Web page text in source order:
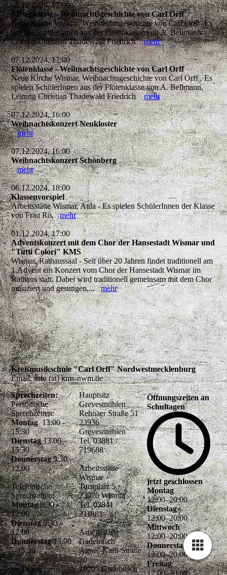
08.12.2024, 17:00
Flötenklasse - Weihnachtsgeschichte von Carl Orff
Neue Kirche Wismar, Weihnachtsgeschichte von Carl Orff . Es
spielen SchülerInnen aus der Flötenklasse von A. Bellmann,
Leitung Christian Thadewald Friedrichmehr
07.12.2024, 17:00
Flötenklasse - Weihnachtsgeschichte von Carl Orff
Neue Kirche Wismar, Weihnachtsgeschichte von Carl Orff . Es
spielen SchülerInnen aus der Flötenklasse von A. Bellmann,
Leitung Christian Thadewald Friedrichmehr
07.12.2024, 16:00
Weihnachtskonzert Neukloster
mehr
07.12.2024, 16:00
Weihnachtskonzert Schönberg
mehr
06.12.2024, 18:00
Klassenvorspiel
Arbeitsstätte Wismar, Aula - Es spielen SchülerInnen der Klasse
von Frau Ro,mehr
01.12.2024, 17:00
Adventskonzert mit dem Chor der Hansestadt Wismar und
"Tutti Colori" KMS
Wismar, Rathaussaal - Seit über 20 Jahren findet traditionell am
1.Advent ein Konzert vom Chor der Hansestadt Wismar im
Rathaus statt. Dabei wird traditionell gemeinsam mit dem Chor
musiziert und gesungen,...mehr
Kreismusikschule "Carl Orff" Nordwestmecklenburg
Email: info (at) kms-nwm.de
Sprechzeiten:
Persönliche
Sprechzeiten:
Montag13:00 -
15:30
Dienstag13:00 –
15:30
Donnerstag9:30 –
12.00
Telefonische
Sprechzeiten:
Montag9:30 –
12:00
Dienstag9:30 –
12:00
Donnerstag13:00
– 15:30
und nach
Hauptsitz
Grevesmühlen
Rehnaer Straße 51
23936
Grevesmühlen
Tel. 03881 /
719688
Arbeitsstätte
Wismar
Turnplatz 5
23970 Wismar
Tel. 03841 /
211881
Arbeitsstätte
Gadebusch
Agnes-Karll-Straße
20
19205 Gadebusch
Öffnungszeiten an
Schultagen
jetzt geschlossen
Montag
12:00–20:00
Dienstag
12:00–20:00
Mittwoch
12:00–20:00
Donnerstag
12:00–20:00
Freitag
12:00–20:00